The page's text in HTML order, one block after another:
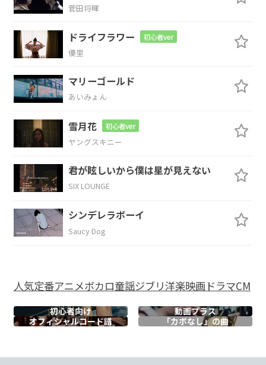
D A Bm G
D A
D
寒い夜に
A
遠くの街から まっ すぐに空を
降っ てきた
ほら あっと いうまの 蜃気楼
D A Bm G
菅田将暉
ドライフラワー 初心者ver
優里
マリーゴールド
あいみょん
雪月花 初心者ver
ヤングスキニー
君が眩しいから僕は星が見えない
SIX LOUNGE
シンデレラボーイ
Saucy Dog
人気定番アニメボカロ童謡ジブリ洋楽映画ドラマCM
初心者向け
動画プラス
オフィシャルコード譜 「カポなし」の曲